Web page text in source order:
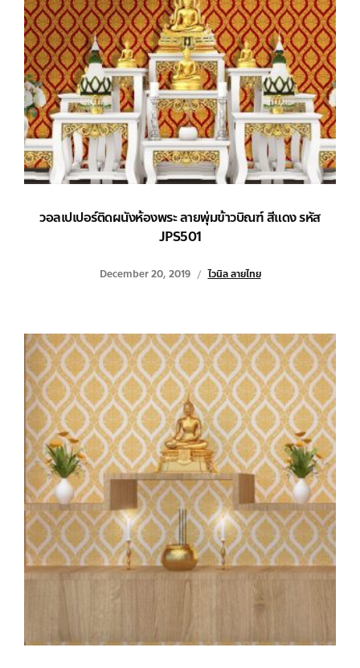
วอลเปเปอร์ติดผนังห้องพระ ลายพุ่มข้าวบิณฑ์ สีแดง รหัส
JPS501
December 20, 2019 ไวนิล ลายไทย